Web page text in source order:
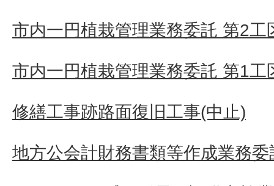
市内一円植栽管理業務委託 第2工
市内一円植栽管理業務委託 第1工
修繕工事跡路面復旧工事(中止)
地方公会計財務書類等作成業務委